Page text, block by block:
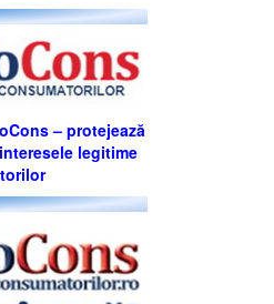
– protejează
legitime